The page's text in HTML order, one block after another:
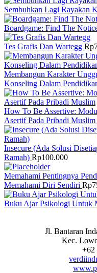
Sembuhkan Lagi Rayakan
Boardgame: Find The
Tes Grafis Dan Wartegg Rp
Membangun Karakter
Konseling Dalam
How To Be Assertive:
Asertif Pada Pribadi Muslim
Insecure (Ada Solusi
Ramah) Rp100.000
Memahami Pentingnya
Memahami Diri Sendiri Rp
Buku Ajar Psikologi Untuk
Jl. Bantaran
Kec.
+62